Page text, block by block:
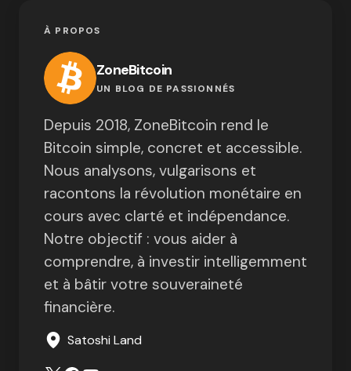
À PROPOS
ZoneBitcoin
UN BLOG DE PASSIONNÉS
Depuis 2018, ZoneBitcoin rend le
Bitcoin simple, concret et accessible.
Nous analysons, vulgarisons et
racontons la révolution monétaire en
cours avec clarté et indépendance.
Notre objectif : vous aider à
comprendre, à investir intelligemment
et à bâtir votre souveraineté
financière.
Satoshi Land